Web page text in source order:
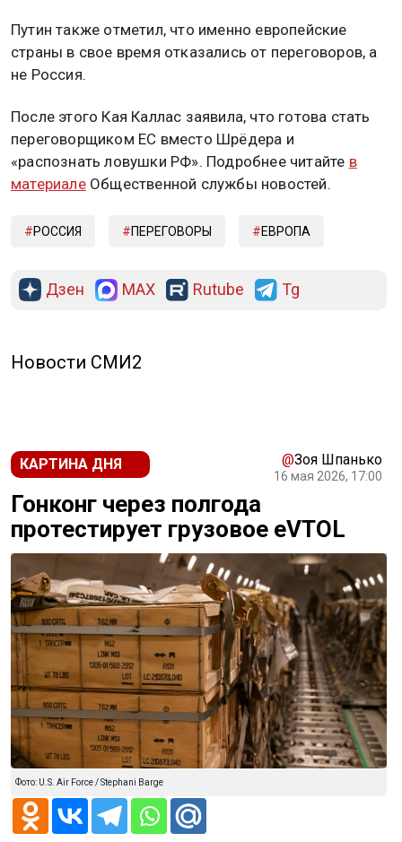
Путин также отметил, что именно европейские
страны в свое время отказались от переговоров, а
не Россия.
После этого Кая Каллас заявила, что готова стать
переговорщиком ЕС вместо Шрёдера и
«распознать ловушки РФ». Подробнее читайте в
материалеОбщественной службы новостей.
РОССИЯ ПЕРЕГОВОРЫ ЕВРОПА
Дзен MAX Rutube Tg
Новости СМИ2
КАРТИНА ДНЯ @Зоя Шпанько
16 мая 2026, 17:00
Гонконг через полгода
протестирует грузовое eVTOL
Фото: U.S. Air Force / Stephani Barge